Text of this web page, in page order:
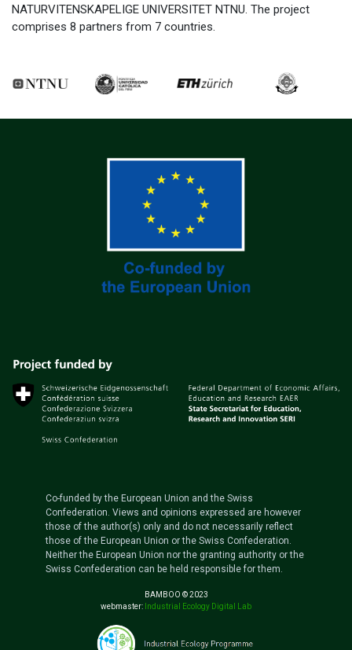
NATURVITENSKAPELIGE UNIVERSITET NTNU. The project
comprises 8 partners from 7 countries.
Co-funded by the European Union and the Swiss
Confederation. Views and opinions expressed are however
those of the author(s) only and do not necessarily reflect
those of the European Union or the Swiss Confederation.
Neither the European Union nor the granting authority or the
Swiss Confederation can be held responsible for them.
BAMBOO © 2023
webmaster: Industrial Ecology Digital Lab